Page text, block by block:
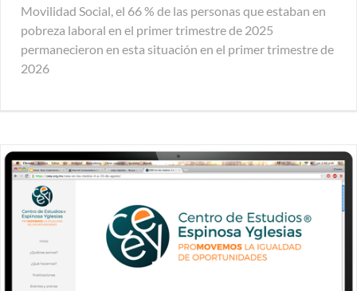
Movilidad Social, el 66 % de las personas que estaban en
pobreza laboral en el primer trimestre de 2025
permanecieron en esta situación en el primer trimestre de
2026